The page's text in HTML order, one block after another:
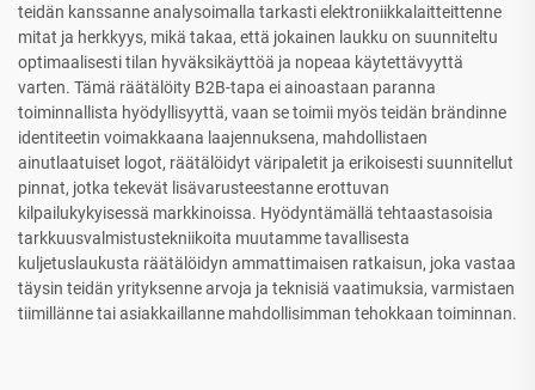
teidän kanssanne analysoimalla tarkasti elektroniikkalaitteittenne
mitat ja herkkyys, mikä takaa, että jokainen laukku on suunniteltu
optimaalisesti tilan hyväksikäyttöä ja nopeaa käytettävyyttä
varten. Tämä räätälöity B2B-tapa ei ainoastaan paranna
toiminnallista hyödyllisyyttä, vaan se toimii myös teidän brändinne
identiteetin voimakkaana laajennuksena, mahdollistaen
ainutlaatuiset logot, räätälöidyt väripaletit ja erikoisesti suunnitellut
pinnat, jotka tekevät lisävarusteestanne erottuvan
kilpailukykyisessä markkinoissa. Hyödyntämällä tehtaastasoisia
tarkkuusvalmistustekniikoita muutamme tavallisesta
kuljetuslaukusta räätälöidyn ammattimaisen ratkaisun, joka vastaa
täysin teidän yrityksenne arvoja ja teknisiä vaatimuksia, varmistaen
tiimillänne tai asiakkaillanne mahdollisimman tehokkaan toiminnan.